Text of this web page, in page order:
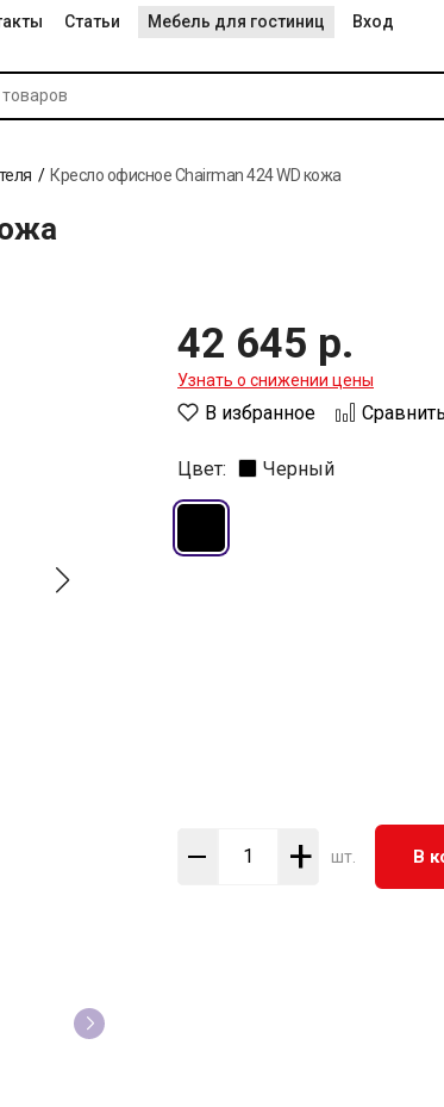
Статьи Мебель для гостиниц Вход
Кресло офисное Chairman 424 WD кожа
42 645 р.
Узнать о снижении цены
В избранное Сравнить
Цвет: Черный
+ шт. В